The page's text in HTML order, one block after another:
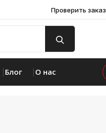
Проверить заказ
Блог О нас